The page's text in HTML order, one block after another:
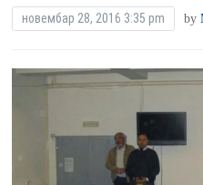
новембар 28, 2016 3:35 pm by